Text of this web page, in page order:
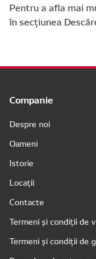
Pentru a afla mai
în secțiunea
Companie
Despre noi
Oameni
Istorie
Locații
Contacte
Termeni și condiții de
Termeni și condiții de